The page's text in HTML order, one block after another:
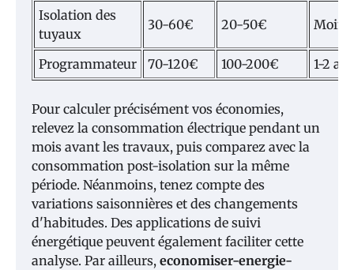
Isolation des
tuyaux
30-60€ 20-50€
Programmateur 70-120€ 100-200€ 1-2
Pour calculer précisément vos économies,
relevez la consommation électrique pendant un
mois avant les travaux, puis comparez avec la
consommation post-isolation sur la même
période. Néanmoins, tenez compte des
variations saisonnières et des changements
d'habitudes. Des applications de suivi
énergétique peuvent également faciliter cette
analyse. Par ailleurs, economiser-energie-